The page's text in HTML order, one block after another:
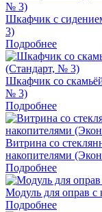
Шкафчик с
3)
Подробнее
Шкафчик со
№ 3)
Подробнее
Витрина со
накопителями
Подробнее
Модуль для оправ
Подробнее